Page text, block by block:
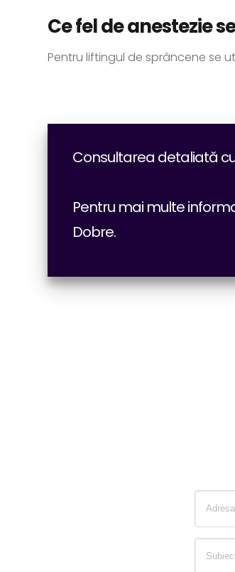
Ce fel de anestezie
Pentru liftingul de sprâncene se
Consultarea detaliată
Pentru mai multe
Dobre.